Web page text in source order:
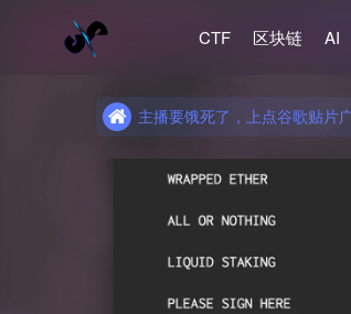
CTF 区块链 AI
主播要饿死了，上点谷歌贴片
主播要饿死了，上点谷歌贴片